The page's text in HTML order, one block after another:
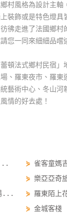
村風格為設計主
裝飾或是特色燈具
彿走進了法國鄉村
您一同來細細品嚐
蕾頓法式鄉村民宿
、羅東夜市、羅
藝術中心、冬山河
情的好去處！
... ⋟ 雀客童媽
⋟ 樂亞亞奇
... ⋟ 羅東陌上
⋟ 金城客棧